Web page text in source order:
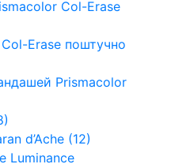
Col-Erase
Erase поштучно
Prismacolor
d’Ache (12)
Luminance